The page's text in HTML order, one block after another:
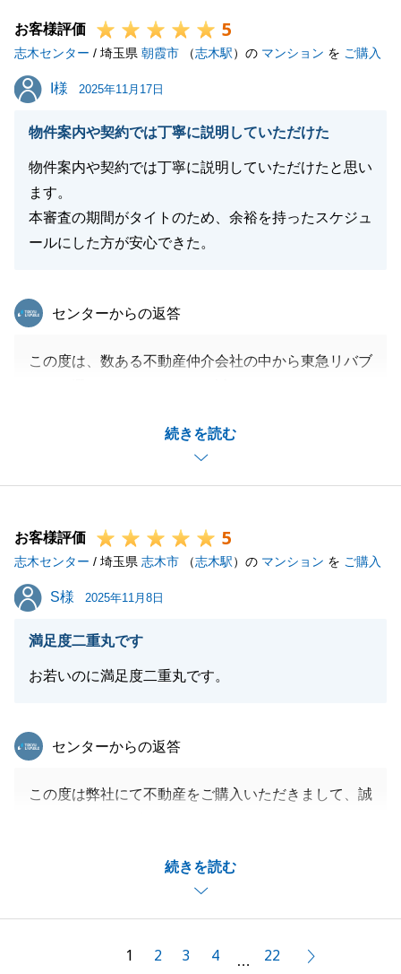
しまで完了できたものと思っております。
室内も大変綺麗で状態も良かったので、私もおすすめ
できるマンションの一つでした。
本年は大変お世話になり、ありがとうございました。
どうぞよいお年をお迎えください。
す。
お客様評価 5
志木センター / 埼玉県 朝霞市 （志木駅）の マンション を ご購入
I様
I様 2025年11月17日
物件案内や契約では丁寧に説明していただけた
物件案内や契約では丁寧に説明していただけたと思い
ます。
本審査の期間がタイトのため、余裕を持ったスケジュ
ールにした方が安心できた。
続きを読む
東急リバブル
センターからの返答
この度は、数ある不動産仲介会社の中から東急リバブ
お引渡しを迎えるまでに様々なお手続きがございまし
たが、毎度早急にご対応いただき本当にありがとうご
ざいました。
けして申し訳ございませんでした。
今後、もし不動産にお困りのことがございましたらお
気軽にご相談ください。
また、知人の方で不動産にお困りの方がいらっしゃい
ましたら、是非私をご紹介いただけますと幸いです。
閉じる
お客様評価 5
志木センター / 埼玉県 志木市 （志木駅）の マンション を ご購入
S様
S様 2025年11月8日
満足度二重丸です
お若いのに満足度二重丸です。
続きを読む
東急リバブル
センターからの返答
この度は弊社にて不動産をご購入いただきまして、誠
ことお存じますが、無事、Ｓ様のお住み替えが完了
し、私も大変嬉しく思います。
複数の不動産をご案内させていただきましたが、いつ
1 2 3 4 … 22